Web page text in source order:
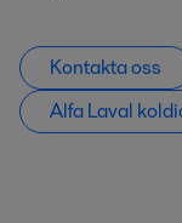
Kontakta oss
Alfa Laval